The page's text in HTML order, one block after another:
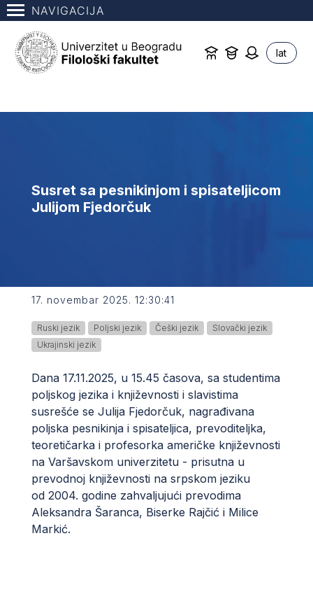
NAVIGACIJA
lat
Susret sa pesnikinjom i spisateljicom
Julijom Fjedorčuk
17. novembar 2025. 12:30:41
Ruski jezik Poljski jezik Češki jezik
Slovački jezik
Ukrajinski jezik
Dana 17.11.2025, u 15.45 časova, sa studentima
poljskog jezika i književnosti i slavistima
susrešće se Julija Fjedorčuk, nagrađivana
poljska pesnikinja i spisateljica, prevoditeljka,
teoretičarka i profesorka američke književnosti
na Varšavskom univerzitetu - prisutna u
prevodnoj književnosti na srpskom jeziku
od 2004. godine zahvaljujući prevodima
Aleksandra Šaranca, Biserke Rajčić i Milice
Markić.